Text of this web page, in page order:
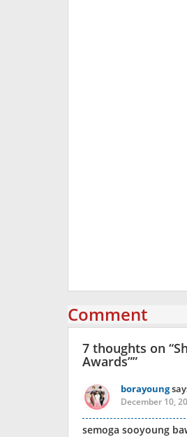
Comment
7 thoughts on “
Awards””
borayoung
December 10,
semoga sooyoung